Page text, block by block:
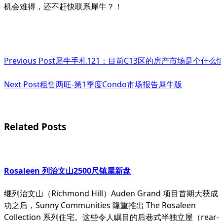
机会难得，还不赶快联系犀牛？！
class="nav-
subtitle
reader-
Previous Post犀牛手札121：目前C13区的房产市场是个什么
Next Post租售两旺-第1季度Condo市场报告犀牛版
Related Posts
Rosaleen 列治文山2500尺镇屋新盘
继列治文山（Richmond Hill）Auden Grand 项目首期大获成
功之后，Sunny Communities 隆重推出 The Rosaleen
Collection 系列住宅。这些令人瞩目的后巷式半独立屋（rear-